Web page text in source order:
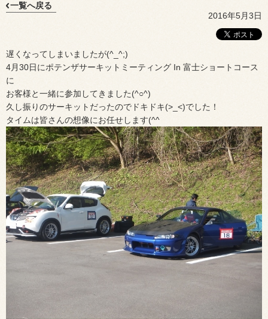
一覧へ戻る
2016年5月3日
遅くなってしまいましたが(^_^;)
4月30日にポテンザサーキットミーティング In 富士ショートコース
に
お客様と一緒に参加してきました(^○^)
久し振りのサーキットだったのでドキドキ(>_<)でした！
タイムは皆さんの想像にお任せします(^^ゞ